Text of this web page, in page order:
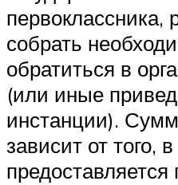
первоклассника,
собрать
обратиться в
(или иные
инстанции).
зависит от того,
предоставляется